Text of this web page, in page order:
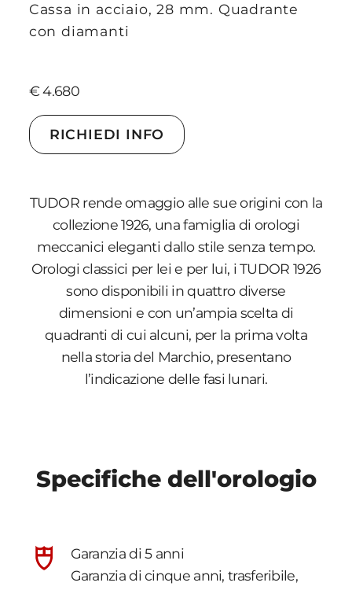
Cassa in acciaio, 28 mm. Quadrante
con diamanti
€ 4.680
RICHIEDI INFO
TUDOR rende omaggio alle sue origini con la
collezione 1926, una famiglia di orologi
meccanici eleganti dallo stile senza tempo.
Orologi classici per lei e per lui, i TUDOR 1926
sono disponibili in quattro diverse
dimensioni e con un’ampia scelta di
quadranti di cui alcuni, per la prima volta
nella storia del Marchio, presentano
l’indicazione delle fasi lunari.
Specifiche dell'orologio
Garanzia di 5 anni
Garanzia di cinque anni, trasferibile,